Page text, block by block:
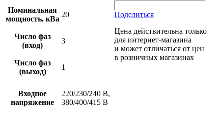
Поделиться
Цена действительна только
для интернет-магазина
и может отличаться от цен
в розничных магазинах
Номинальная
мощность, кВа
20
Число фаз
(вход)
3
Число фаз
(выход)
1
Входное
напряжение
220/230/240 В,
380/400/415 В